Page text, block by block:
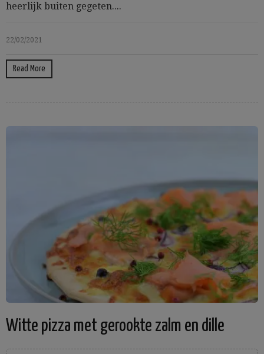
heerlijk buiten gegeten....
22/02/2021
Read More
Witte pizza met gerookte zalm en dille